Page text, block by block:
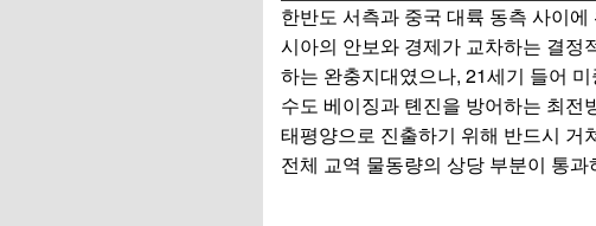
4. 법적 전쟁(Lawfare)과 주
4.1 유엔해양법협약
4.2 2001년 한중 어업협정
4.3 내해화(Internalization)
한반도 서측과 중국 대륙 동측 사이
시아의 안보와 경제가 교차하는 결정
하는 완충지대였으나, 21세기 들어
수도 베이징과 톈진을 방어하는 최전
태평양으로 진출하기 위해 반드시 거
전체 교역 물동량의 상당 부분이 통